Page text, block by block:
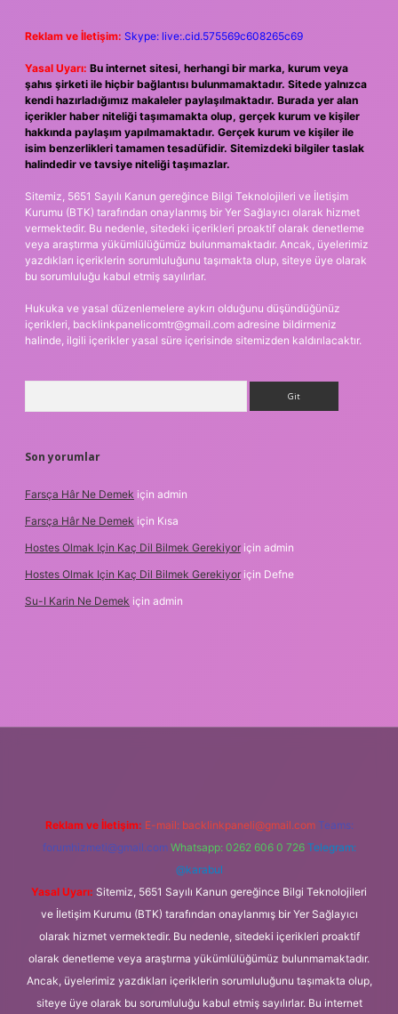
Reklam ve İletişim: Skype: live:.cid.575569c608265c69
Yasal Uyarı: Bu internet sitesi, herhangi bir marka, kurum veya
şahıs şirketi ile hiçbir bağlantısı bulunmamaktadır. Sitede yalnızca
kendi hazırladığımız makaleler paylaşılmaktadır. Burada yer alan
içerikler haber niteliği taşımamakta olup, gerçek kurum ve kişiler
hakkında paylaşım yapılmamaktadır. Gerçek kurum ve kişiler ile
isim benzerlikleri tamamen tesadüfidir. Sitemizdeki bilgiler taslak
halindedir ve tavsiye niteliği taşımazlar.
Sitemiz, 5651 Sayılı Kanun gereğince Bilgi Teknolojileri ve İletişim
Kurumu (BTK) tarafından onaylanmış bir Yer Sağlayıcı olarak hizmet
vermektedir. Bu nedenle, sitedeki içerikleri proaktif olarak denetleme
veya araştırma yükümlülüğümüz bulunmamaktadır. Ancak, üyelerimiz
yazdıkları içeriklerin sorumluluğunu taşımakta olup, siteye üye olarak
bu sorumluluğu kabul etmiş sayılırlar.
Hukuka ve yasal düzenlemelere aykırı olduğunu düşündüğünüz
içerikleri, backlinkpanelicomtr@gmail.com adresine bildirmeniz
halinde, ilgili içerikler yasal süre içerisinde sitemizden kaldırılacaktır.
Son yorumlar
Farsça Hâr Ne Demek için admin
Farsça Hâr Ne Demek için Kısa
Hostes Olmak Için Kaç Dil Bilmek Gerekiyor için admin
Hostes Olmak Için Kaç Dil Bilmek Gerekiyor için Defne
Su-I Karin Ne Demek için admin
Reklam ve İletişim: E-mail: backlinkpaneli@gmail.com Teams:
forumhizmeti@gmail.com Whatsapp: 0262 606 0 726 Telegram:
@karabul
Yasal Uyarı: Sitemiz, 5651 Sayılı Kanun gereğince Bilgi Teknolojileri
ve İletişim Kurumu (BTK) tarafından onaylanmış bir Yer Sağlayıcı
olarak hizmet vermektedir. Bu nedenle, sitedeki içerikleri proaktif
olarak denetleme veya araştırma yükümlülüğümüz bulunmamaktadır.
Ancak, üyelerimiz yazdıkları içeriklerin sorumluluğunu taşımakta olup,
siteye üye olarak bu sorumluluğu kabul etmiş sayılırlar. Bu internet